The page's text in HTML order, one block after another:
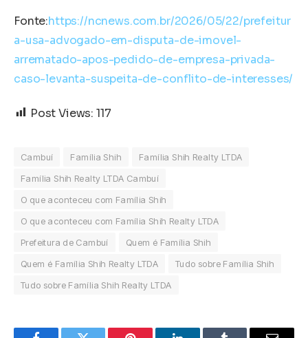
Fonte:https://ncnews.com.br/2026/05/22/prefeitur
a-usa-advogado-em-disputa-de-imovel-
arrematado-apos-pedido-de-empresa-privada-
caso-levanta-suspeita-de-conflito-de-interesses/
Post Views: 117
Cambuí Família Shih
Família Shih Realty LTDA
Família Shih Realty LTDA Cambuí
O que aconteceu com Família Shih
O que aconteceu com Família Shih Realty LTDA
Prefeitura de Cambuí
Quem é Família Shih
Quem é Família Shih Realty LTDA
Tudo sobre Família Shih
Tudo sobre Família Shih Realty LTDA